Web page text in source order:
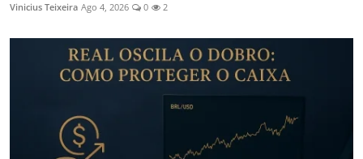
Vinicius Teixeira Ago 4, 2026 0 2